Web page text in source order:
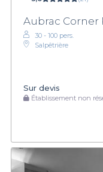
Aubrac Corner
30 - 100 pers.
Salpêtrière
Sur devis
Établissement non